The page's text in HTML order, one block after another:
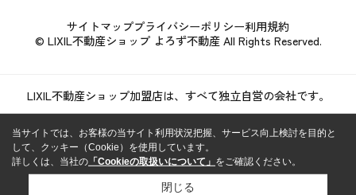
サイトマッププライバシーポリシー利用規約
© LIXIL不動産ショップ よろず不動産 All Rights Reserved.
LIXIL不動産ショップ加盟店は、すべて独立自営の会社です。
当サイトでは、お客様の当サイト利用状況把握、サービス向上検討を目的と
して、クッキー（Cookie）を使用しています。
詳しくは、当社の 「Cookieの取扱いについて」 をご確認ください。
閉じる